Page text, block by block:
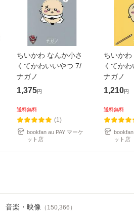
ちいかわ なんか小さ
くてかわいいやつ 7/
ナガノ
1,375円
送料無料
(1)
bookfan au PAY マーケ
ット店
ちいかわ
くてか
ナガノ
1,210円
送料無料
bookfan
ット店
音楽・映像 （ 150,366 ）